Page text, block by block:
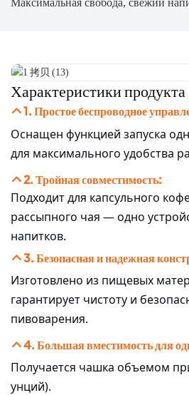
Максимальная свобода, свежий
Характеристики продукта
1. Простое беспроводное
Оснащен функцией запуска
для максимального удобства
2. Тройная совместимость:
Подходит для капсульного
рассыпного чая — одно
напитков.
3. Безопасная и надежная
Изготовлено из пищевых
гарантирует чистоту и
пивоварения.
4. Большая вместимость для
Получается чашка объемом
унций).